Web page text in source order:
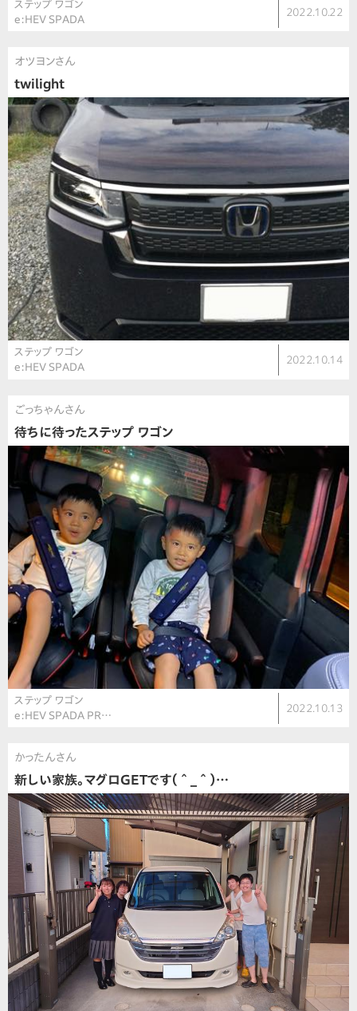
ステップ ワゴン
e:HEV SPADA
2022.10.22
オツヨンさん
twilight
ステップ ワゴン
e:HEV SPADA
2022.10.14
ごっちゃんさん
待ちに待ったステップ ワゴン
ステップ ワゴン
e:HEV SPADA PR…
2022.10.13
かったんさん
新しい家族。マグロGETです（＾_＾）…